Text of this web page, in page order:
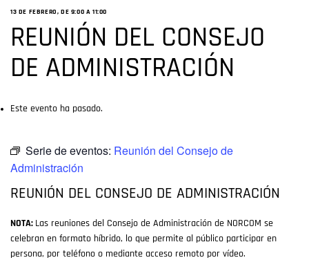
13 DE FEBRERO, DE 9:00 A11:00
REUNIÓN DEL CONSEJO
DE ADMINISTRACIÓN
Este evento ha pasado.
Serie de eventos: Reunión del Consejo de
Administración
REUNIÓN DEL CONSEJO DE ADMINISTRACIÓN
NOTA: Las reuniones del Consejo de Administración de NORCOM se
celebran en formato híbrido, lo que permite al público participar en
persona, por teléfono o mediante acceso remoto por vídeo.